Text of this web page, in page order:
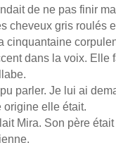
de ne pas finir
cheveux gris roulés
cinquantaine
dans la voix. Elle
parler. Je lui ai
origine elle était.
Mira. Son père